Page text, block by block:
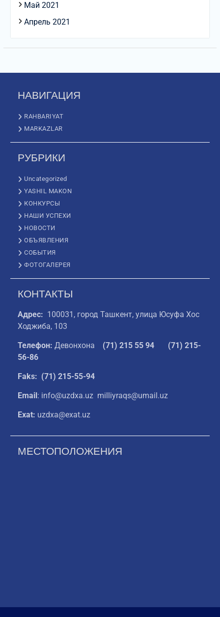
Май 2021
Апрель 2021
НАВИГАЦИЯ
RAHBARIYAT
MARKAZLAR
РУБРИКИ
Uncategorized
YASHIL MAKON
КОНКУРСЫ
НАШИ УСПЕХИ
НОВОСТИ
ОБЪЯВЛЕНИЯ
СОБЫТИЯ
ФОТОГАЛЕРЕЯ
КОНТАКТЫ
Адрес: 100031, город Ташкент, улица Юсуфа Хос
Ходжиба, 103
Телефон: Девонхона (71) 215 55 94
(71) 215-
56-86
Faks: (71) 215-55-94
Email : info@uzdxa.uz milliyraqs@umail.uz
Exat: uzdxa@exat.uz
МЕСТОПОЛОЖЕНИЯ